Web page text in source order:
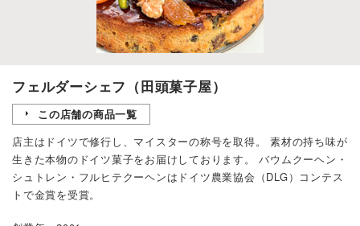
フェルダーシェフ（田頭菓子屋）
この店舗の商品一覧
店主はドイツで修行し、マイスターの称号を取得。 素材の持ち味が
生きた本物のドイツ菓子をお届けしております。 バウムクーヘン・
シュトレン・フルヒテクーヘンはドイツ農業協会（DLG）コンテス
トで金賞を受賞。